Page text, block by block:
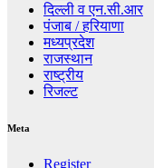
दिल्ली व एन.सी.आर
पंजाब / हरियाणा
मध्यप्रदेश
राजस्थान
राष्ट्रीय
रिजल्ट
Meta
Register